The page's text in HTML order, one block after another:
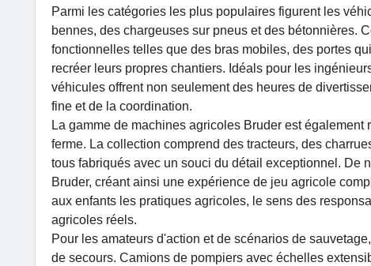
Parmi les catégories les plus populaires figurent les
bennes, des chargeuses sur pneus et des bétonnières.
fonctionnelles telles que des bras mobiles, des portes
recréer leurs propres chantiers. Idéals pour les
véhicules offrent non seulement des heures de
fine et de la coordination.
La gamme de machines agricoles Bruder est
ferme. La collection comprend des tracteurs, des
tous fabriqués avec un souci du détail exceptionnel. De
Bruder, créant ainsi une expérience de jeu agricole
aux enfants les pratiques agricoles, le sens des
agricoles réels.
Pour les amateurs d'action et de scénarios de
de secours. Camions de pompiers avec échelles